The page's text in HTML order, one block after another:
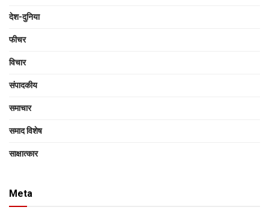
देश-दुनिया
फीचर
विचार
संपादकीय
समाचार
समाद विशेष
साक्षात्‍कार
Meta